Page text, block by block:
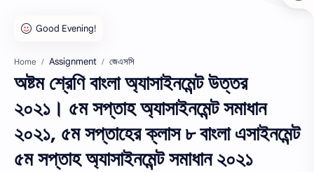
Home Assignment জেএসসি
অষ্টম শ্রেণি বাংলা অ্যাসাইনমেন্ট উত্তর
২০২১। ৫ম সপ্তাহ অ্যাসাইনমেন্ট সমাধান
২০২১, ৫ম সপ্তাহের ক্লাস ৮ বাংলা এসাইনমেন্ট
৫ম সপ্তাহ অ্যাসাইনমেন্ট সমাধান ২০২১